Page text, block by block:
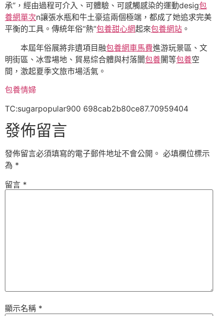
承”，經由過程可介入、可體驗、可感觸感染的運動desig包
養網單次n讓張水瓶和牛土豪這兩個極端，都成了她追求完美
平衡的工具。傳統年俗“熱”包養甜心網起來包養網站 。
本屆年俗展將非遺項目融包養網車馬費進游玩景區、文
明街區、冰雪場地、貿易綜合體與村落闤包養闠等包養空
間，激起夏季文旅市場活氣。
包養情婦
TC:sugarpopular900 698cab2b80ce87.70959404
發佈留言
發佈留言必須填寫的電子郵件地址不會公開。 必填欄位標示
為 *
留言 *
顯示名稱 *